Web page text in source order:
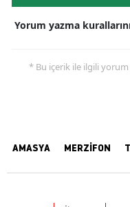
Yorum yazma
* Bu içerik ile ilgili yorum
AMASYA MERZİFON